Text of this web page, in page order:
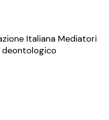
Italiana Mediatori
deontologico